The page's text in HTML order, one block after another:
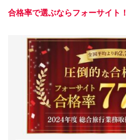
合格率で選ぶならフォーサイト！